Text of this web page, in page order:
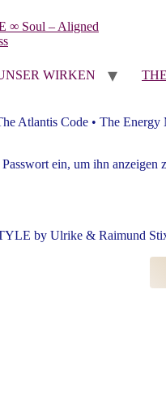
WIRKEN
Atlantis Code • The
ein, um ihn anzeigen
by Ulrike & Raimund